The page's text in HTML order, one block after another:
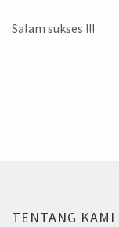
Salam sukses !!!
TENTANG KAMI